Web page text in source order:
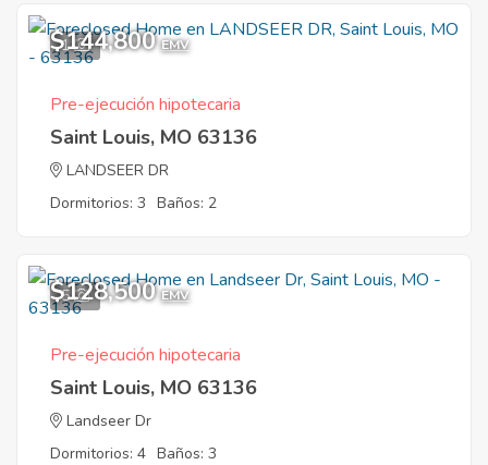
1
$144,800 EMV
Pre-ejecución hipotecaria
Saint Louis, MO 63136
LANDSEER DR
Dormitorios: 3 Baños: 2
5
$128,500 EMV
Pre-ejecución hipotecaria
Saint Louis, MO 63136
Landseer Dr
Dormitorios: 4 Baños: 3